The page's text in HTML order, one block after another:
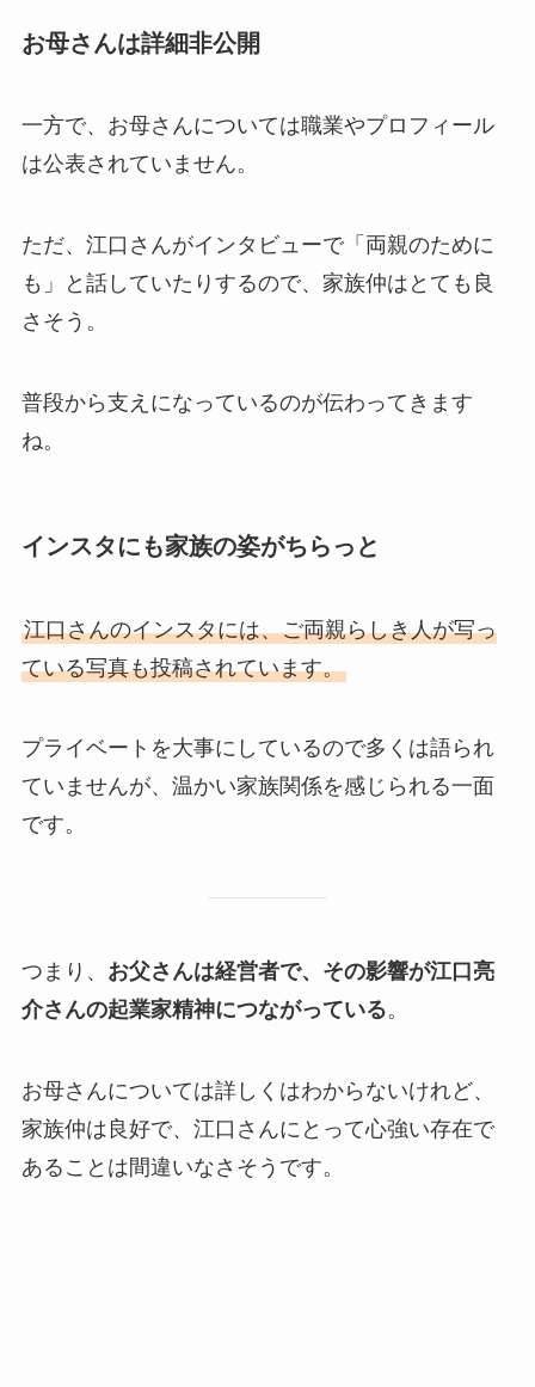
お母さんは詳細非公開
一方で、お母さんについては職業やプロフィール
は公表されていません。
ただ、江口さんがインタビューで「両親のために
も」と話していたりするので、家族仲はとても良
さそう。
普段から支えになっているのが伝わってきます
ね。
インスタにも家族の姿がちらっと
江口さんのインスタには、ご両親らしき人が写っ
ている写真も投稿されています。
プライベートを大事にしているので多くは語られ
ていませんが、温かい家族関係を感じられる一面
です。
つまり、 お父さんは経営者で、その影響が江口亮
介さんの起業家精神につながっている。
お母さんについては詳しくはわからないけれど、
家族仲は良好で、江口さんにとって心強い存在で
あることは間違いなさそうです。